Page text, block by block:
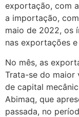
exportação, com
a importação,
maio de 2022, os
nas exportações
No mês, as
Trata-se do maior
de capital
Abimaq, que
passada, no